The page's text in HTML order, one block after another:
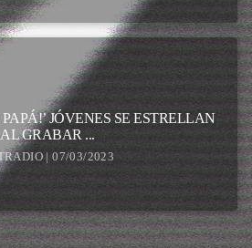
JÓVENES SE ESTRELLAN
AL GRABAR ...
| 07/03/2023